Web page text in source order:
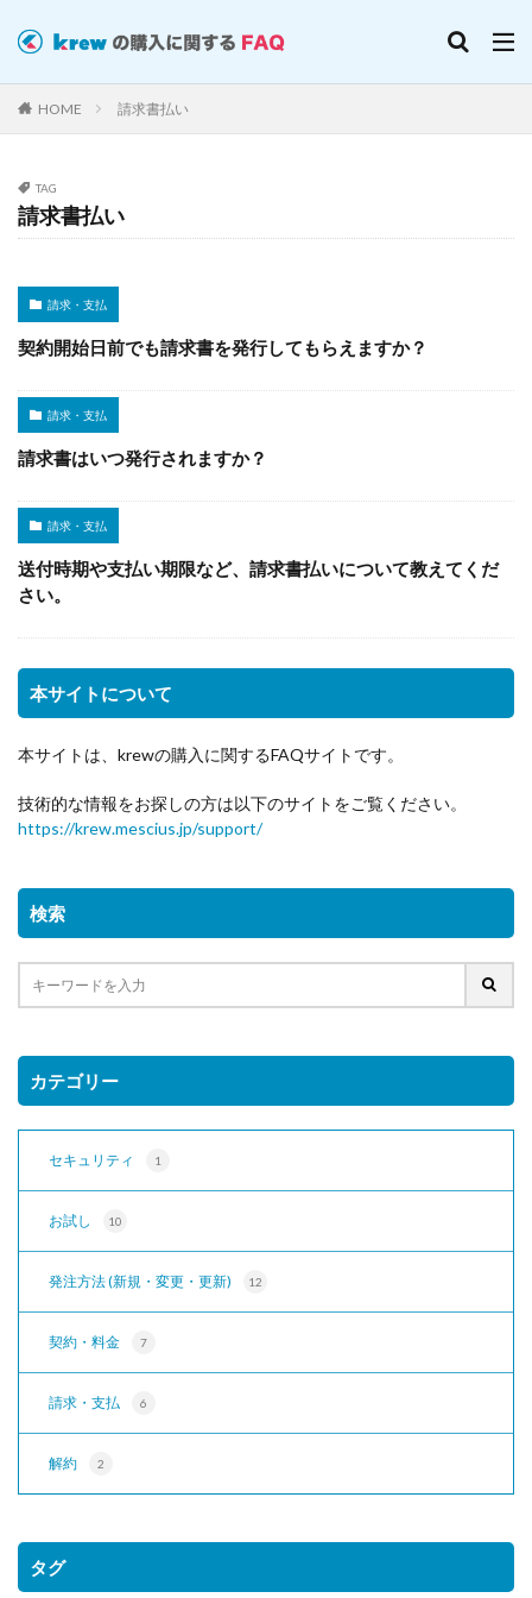
HOME 請求書払い
TAG
請求書払い
請求・支払
契約開始日前でも請求書を発行してもらえますか？
請求・支払
請求書はいつ発行されますか？
請求・支払
送付時期や支払い期限など、請求書払いについて教えてくだ
さい。
本サイトについて
本サイトは、krewの購入に関するFAQサイトです。
技術的な情報をお探しの方は以下のサイトをご覧ください。
https://krew.mescius.jp/support/
検索
カテゴリー
セキュリティ 1
お試し 10
発注方法 (新規・変更・更新) 12
契約・料金 7
請求・支払 6
解約 2
タグ